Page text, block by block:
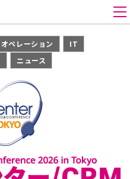
オペレーション
IT
ニュース